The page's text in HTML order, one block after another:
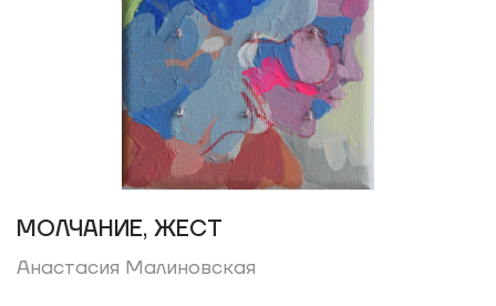
МОЛЧАНИЕ, ЖЕСТ
Анастасия Малиновская